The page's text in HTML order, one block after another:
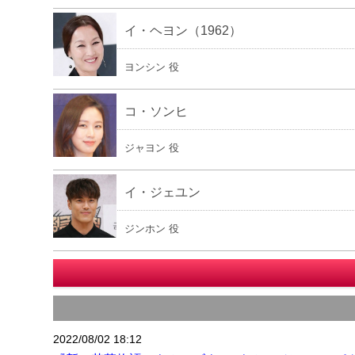
イ・ヘヨン（1962）
ヨンシン 役
コ・ソンヒ
ジャヨン 役
イ・ジェユン
ジンホン 役
2022/08/02 18:12